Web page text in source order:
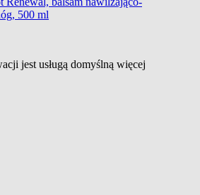
500 ml
jest usługą domyślną więcej